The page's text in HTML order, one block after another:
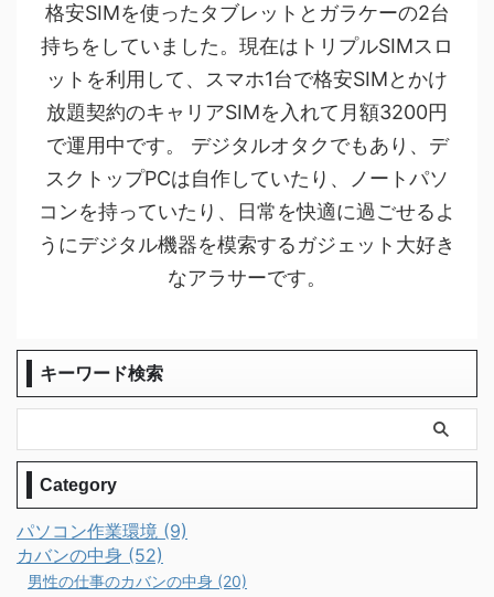
格安SIMを使ったタブレットとガラケーの2台
持ちをしていました。現在はトリプルSIMスロ
ットを利用して、スマホ1台で格安SIMとかけ
放題契約のキャリアSIMを入れて月額3200円
で運用中です。 デジタルオタクでもあり、デ
スクトップPCは自作していたり、ノートパソ
コンを持っていたり、日常を快適に過ごせるよ
うにデジタル機器を模索するガジェット大好き
なアラサーです。
キーワード検索
Category
パソコン作業環境 (9)
カバンの中身 (52)
男性の仕事のカバンの中身 (20)